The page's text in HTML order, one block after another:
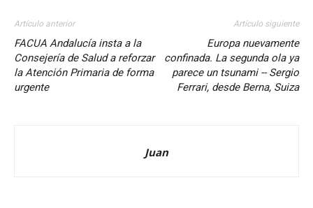
Artículo anterior
FACUA Andalucía insta a la
Consejería de Salud a reforzar
la Atención Primaria de forma
urgente
Artículo siguiente
Europa nuevamente
confinada. La segunda ola ya
parece un tsunami -- Sergio
Ferrari, desde Berna, Suiza
Juan